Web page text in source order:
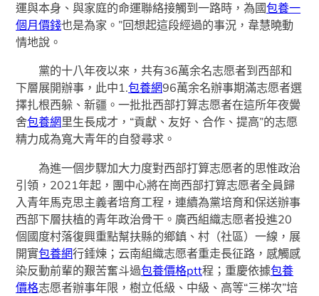
運與本身、與家庭的命運聯絡接觸到一路時，為國包養一
個月價錢也是為家。”回想起這段經過的事況，韋慧曉動
情地說。
黨的十八年夜以來，共有36萬余名志愿者到西部和
下層展開辦事，此中1.包養網96萬余名辦事期滿志愿者選
擇扎根西躲、新疆。一批批西部打算志愿者在這所年夜黌
舍包養網 里生長成才，“貢獻、友好、合作、提高”的志愿
精力成為寬大青年的自發尋求。
為進一個步驟加大力度對西部打算志愿者的思惟政治
引領，2021年起，團中心將在崗西部打算志愿者全員歸
入青年馬克思主義者培育工程，連續為黨培育和保送辦事
西部下層扶植的青年政治骨干。廣西組織志愿者投進20
個國度村落復興重點幫扶縣的鄉鎮、村（社區）一線，展
開實包養網行錘煉；云南組織志愿者重走長征路，感觸感
染反動前輩的艱苦奮斗過包養價格ptt程；重慶依據包養
價格志愿者辦事年限，樹立低級、中級、高等“三梯次”培